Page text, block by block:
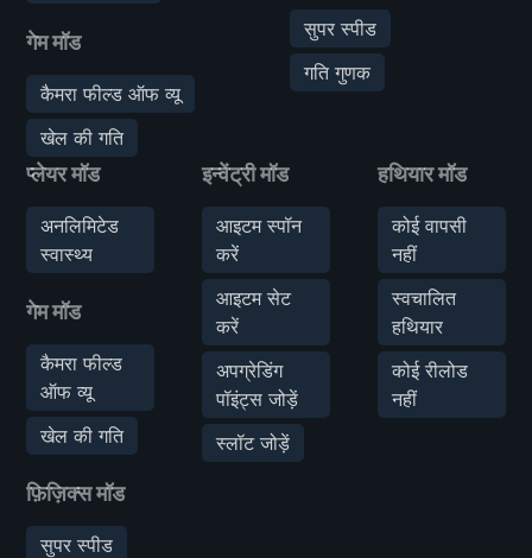
गेम मॉड
कैमरा फील्ड ऑफ व्यू
खेल की गति
सुपर स्पीड
गति गुणक
प्लेयर मॉड
अनलिमिटेड
स्वास्थ्य
गेम मॉड
कैमरा फील्ड
ऑफ व्यू
खेल की गति
फ़िज़िक्स मॉड
सुपर स्पीड
इन्वेंट्री मॉड
आइटम स्पॉन
करें
आइटम सेट
करें
अपग्रेडिंग
पॉइंट्स जोड़ें
स्लॉट जोड़ें
हथियार मॉड
कोई वापसी
नहीं
स्वचालित
हथियार
कोई रीलोड
नहीं